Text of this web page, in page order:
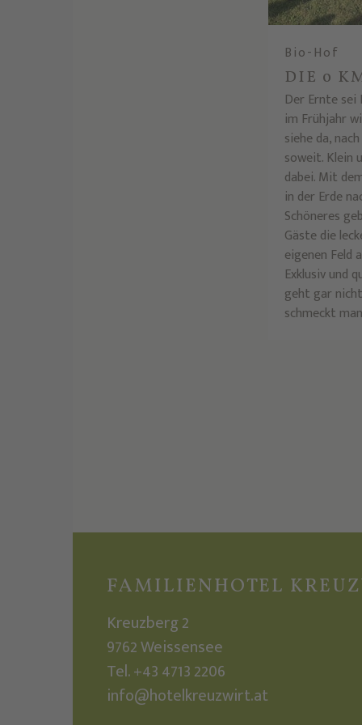
Bio-Hof
DIE 0
Der Ernte sei
im Frühjahr
siehe da,
soweit. Klein
dabei. Mit
in der Erde
Schöneres
Gäste die
eigenen Feld
Exklusiv und
geht gar
schmeckt
FAMILIENHOTEL
Kreuzberg 2
9762Weissensee
Tel.+43 4713 2206
info@hotelkreuzwirt.at